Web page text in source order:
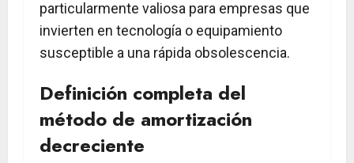
particularmente valiosa para empresas que
invierten en tecnología o equipamiento
susceptible a una rápida obsolescencia.
Definición completa del
método de amortización
decreciente